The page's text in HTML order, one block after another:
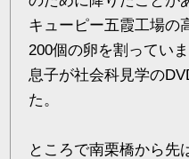
キューピー五霞工場の
200個の卵を割っていま
息子が社会科見学の
た。
ところで南栗橋から先